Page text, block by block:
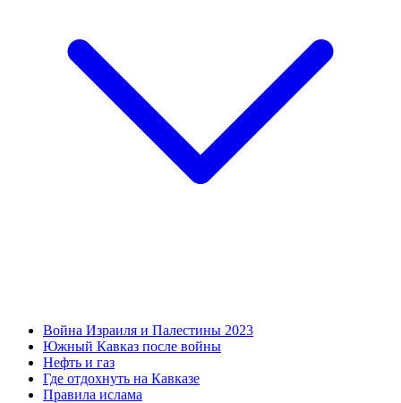
Война Израиля и Палестины 2023
Южный Кавказ после войны
Нефть и газ
Где отдохнуть на Кавказе
Правила ислама